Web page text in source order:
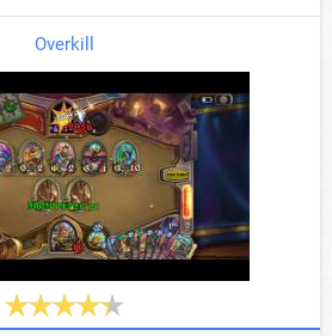
Overkill